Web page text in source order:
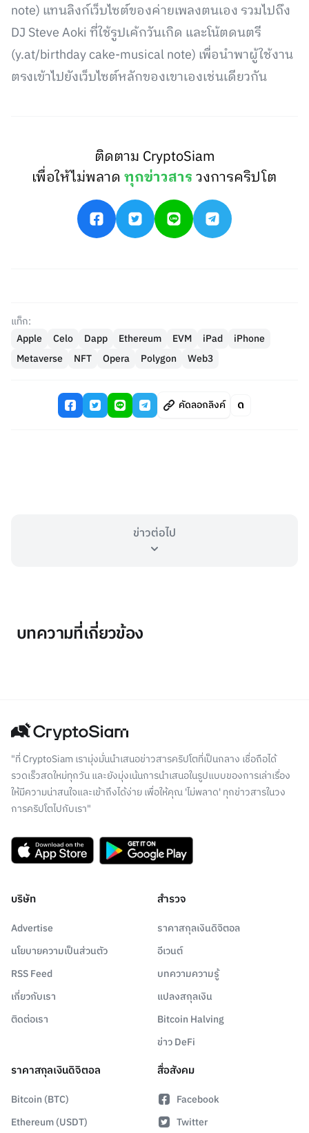
note) แทนลิงก์เว็บไซต์ของค่ายเพลงตนเอง รวมไปถึง
DJ Steve Aoki ที่ใช้รูปเค้กวันเกิด และโน้ตดนตรี
(y.at/birthday cake-musical note) เพื่อนำพาผู้ใช้งาน
ตรงเข้าไปยังเว็บไซต์หลักของเขาเองเช่นเดียวกัน
ติดตาม CryptoSiam
เพื่อให้ไม่พลาดทุกข่าวสารวงการคริปโต
แท็ก:
Apple
Celo Dapp Ethereum EVM iPad
iPhone
Metaverse
NFT Opera Polygon Web3
คัดลอกลิงค์
ข่าวต่อไป
บทความที่เกี่ยวข้อง
"ที่ CryptoSiam เรามุ่งมั่นนำเสนอข่าวสารคริปโตที่เป็นกลาง เชื่อถือได้
รวดเร็วสดใหม่ทุกวัน และยังมุ่งเน้นการนำเสนอในรูปแบบของการเล่าเรื่อง
ให้มีความน่าสนใจและเข้าถึงได้ง่าย เพื่อให้คุณ 'ไม่พลาด' ทุกข่าวสารในวง
การคริปโตไปกับเรา"
บริษัท
Advertise
นโยบายความเป็นส่วนตัว
RSS Feed
เกี่ยวกับเรา
ติดต่อเรา
สำรวจ
ราคาสกุลเงินดิจิตอล
อีเวนต์
บทความความรู้
แปลงสกุลเงิน
Bitcoin Halving
ข่าว DeFi
ราคาสกุลเงินดิจิตอล
Bitcoin (BTC)
Ethereum (USDT)
สื่อสังคม
Facebook
Twitter